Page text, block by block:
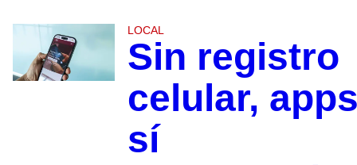
LOCAL
Sin registro
celular,
sí